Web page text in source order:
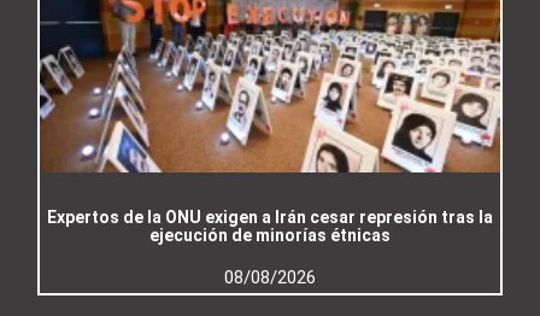
Expertos de la ONU exigen a Irán cesar represión tras la
ejecución de minorías étnicas
08/08/2026